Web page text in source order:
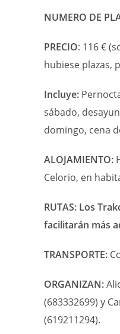
NUMERO DE
PRECIO: 116 €
hubiese plazas,
Incluye:
sábado,
domingo, cena
ALOJAMIENTO:
Celorio, en
RUTAS: Los
facilitarán más
TRANSPORTE:
ORGANIZAN:
(683332699) y
(619211294).